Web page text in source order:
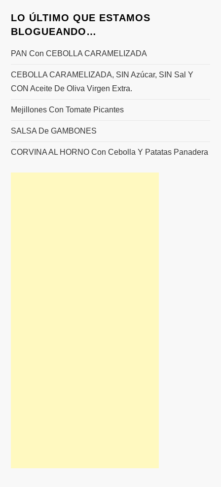
LO ÚLTIMO QUE ESTAMOS
BLOGUEANDO…
PAN Con CEBOLLA CARAMELIZADA
CEBOLLA CARAMELIZADA, SIN Azúcar, SIN Sal Y
CON Aceite De Oliva Virgen Extra.
Mejillones Con Tomate Picantes
SALSA De GAMBONES
CORVINA AL HORNO Con Cebolla Y Patatas Panadera